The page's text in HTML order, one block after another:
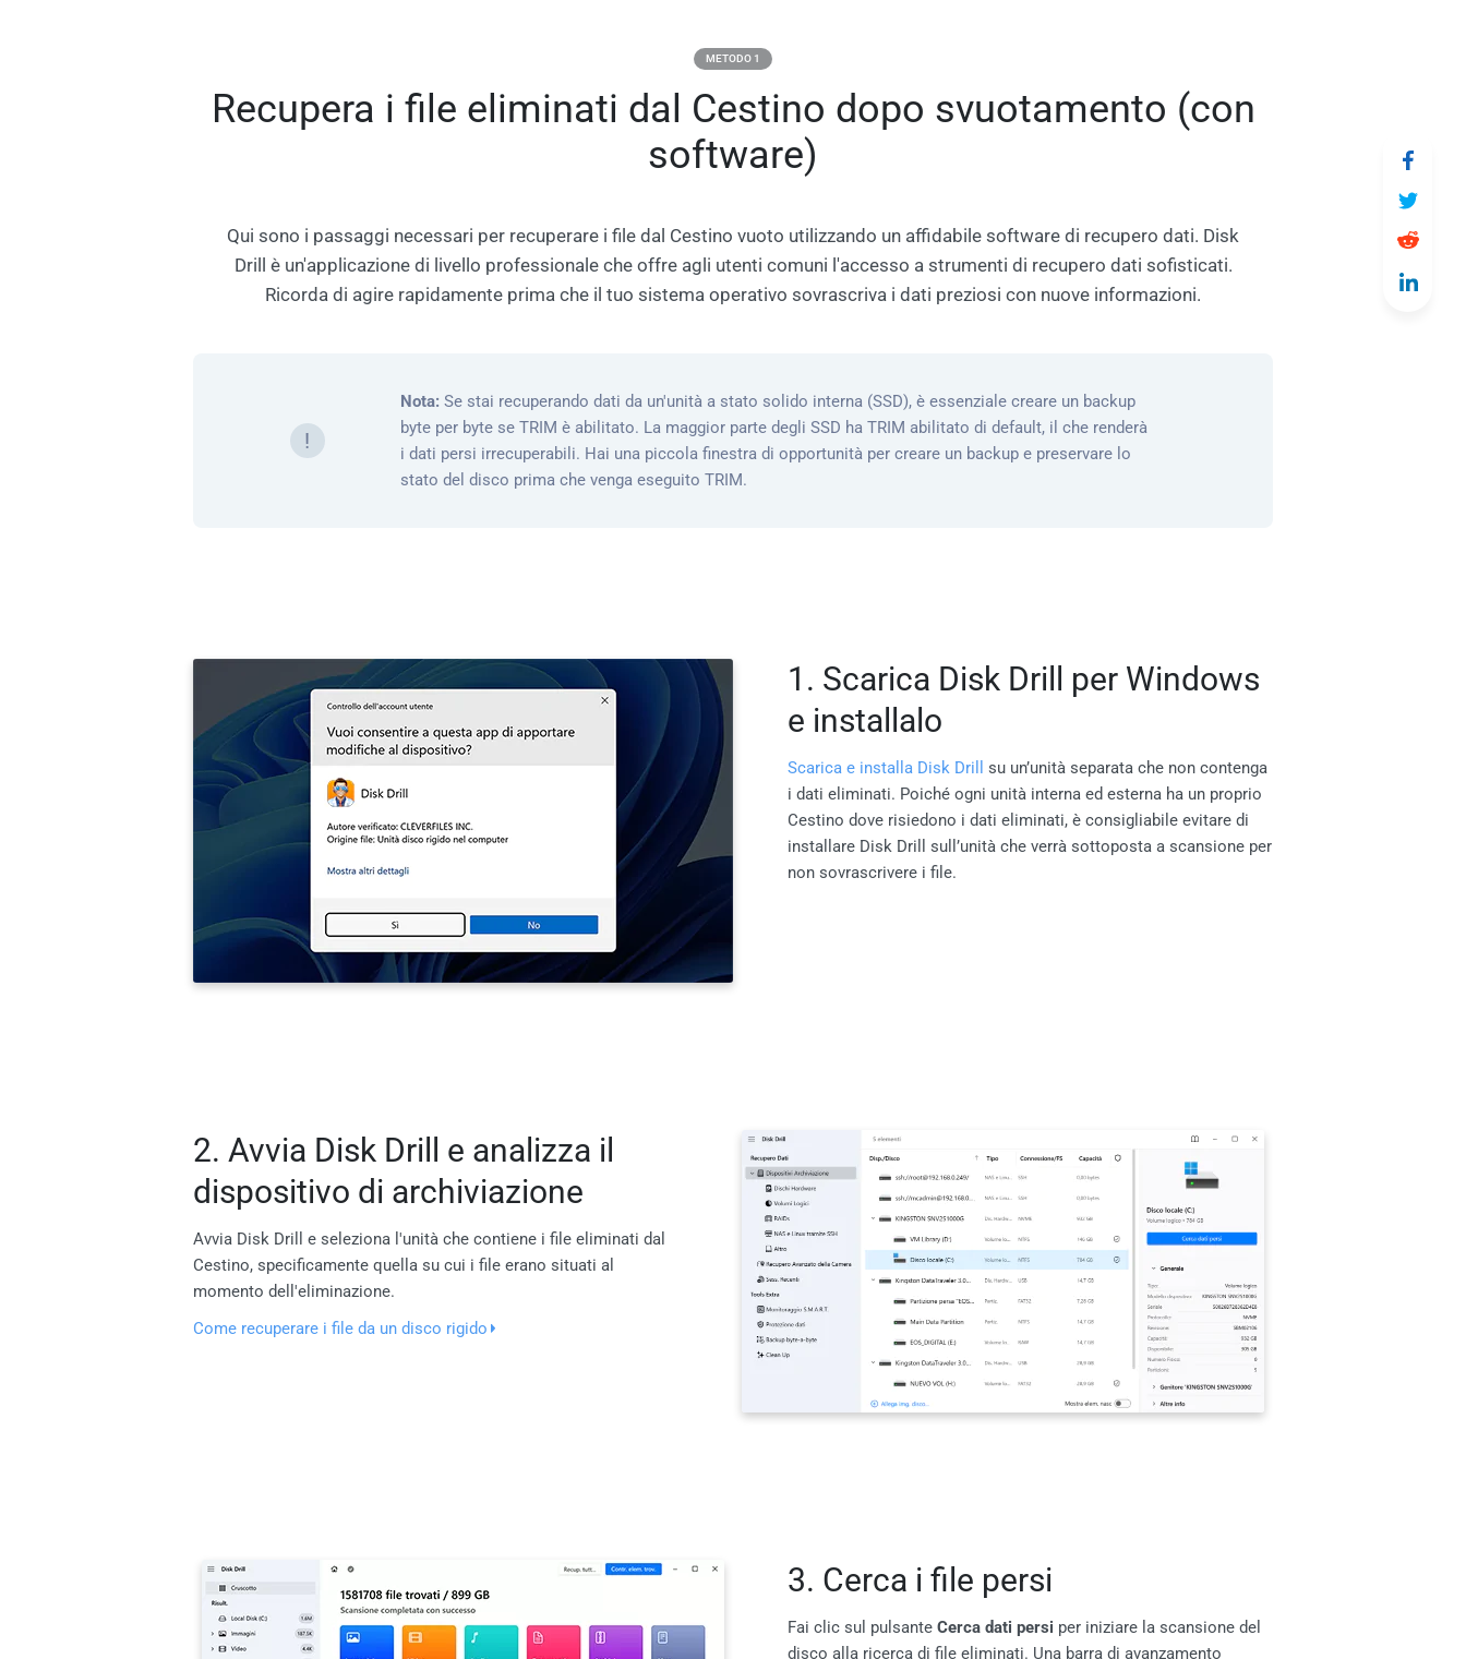
METODO 1
Recupera i file eliminati dal Cestino dopo svuotamento (con
software)
Qui sono i passaggi necessari per recuperare i file dal Cestino vuoto utilizzando un affidabile software di recupero dati. Disk
Drill è un'applicazione di livello professionale che offre agli utenti comuni l'accesso a strumenti di recupero dati sofisticati.
Ricorda di agire rapidamente prima che il tuo sistema operativo sovrascriva i dati preziosi con nuove informazioni.
!
Nota: Se stai recuperando dati da un'unità a stato solido interna (SSD), è essenziale creare un backup
byte per byte se TRIM è abilitato. La maggior parte degli SSD ha TRIM abilitato di default, il che renderà
i dati persi irrecuperabili. Hai una piccola finestra di opportunità per creare un backup e preservare lo
stato del disco prima che venga eseguito TRIM.
1. Scarica Disk Drill per Windows
e installalo
Scarica e installa Disk Drill
su un’unità separata che non contenga
i dati eliminati. Poiché ogni unità interna ed esterna ha un proprio
Cestino dove risiedono i dati eliminati, è consigliabile evitare di
installare Disk Drill sull’unità che verrà sottoposta a scansione per
non sovrascrivere i file.
2. Avvia Disk Drill e analizza il
dispositivo di archiviazione
Avvia Disk Drill e seleziona l'unità che contiene i file eliminati dal
Cestino, specificamente quella su cui i file erano situati al
momento dell'eliminazione.
Come recuperare i file da un disco rigido
3. Cerca i file persi
Fai clic sul pulsante Cerca dati persi per iniziare la scansione del
disco alla ricerca di file eliminati. Una barra di avanzamento